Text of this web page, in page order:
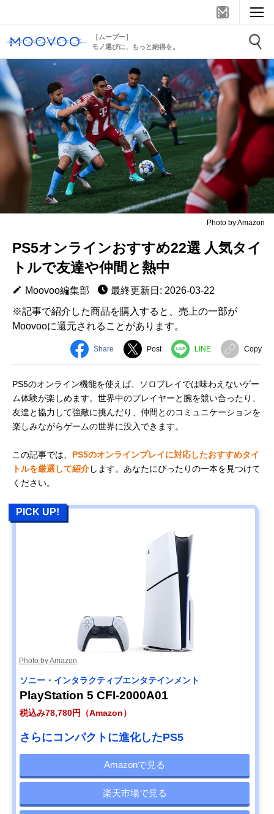
［ムーブー］
モノ選びに、もっと納得を。
Photo by Amazon
PS5オンラインおすすめ22選 人気タイ
トルで友達や仲間と熱中
Moovoo編集部
最終更新日: 2026-03-22
※記事で紹介した商品を購入すると、売上の一部が
Moovooに還元されることがあります。
Share Post LINE Copy
PS5のオンライン機能を使えば、ソロプレイでは味わえないゲー
ム体験が楽しめます。世界中のプレイヤーと腕を競い合ったり、
友達と協力して強敵に挑んだり、仲間とのコミュニケーションを
楽しみながらゲームの世界に没入できます。
この記事では、 PS5のオンラインプレイに対応したおすすめタイ
トルを厳選して紹介します。あなたにぴったりの一本を見つけて
ください。
PICK UP!
Photo by Amazon
ソニー・インタラクティブエンタテインメント
PlayStation 5 CFI-2000A01
税込み78,780円（Amazon）
さらにコンパクトに進化したPS5
Amazonで見る
楽天市場で見る